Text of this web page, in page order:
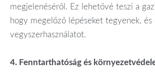
megjelenéséről. Ez lehetővé teszi a
hogy megelőző lépéseket tegyenek, és
vegyszerhasználatot.
4. Fenntarthatóság és